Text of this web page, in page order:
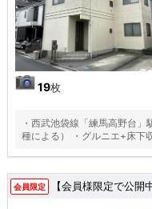
19枚
・西武池袋線「練馬高野台
種による） ・グルニエ+床下
会員限定 【会員様限定で公開